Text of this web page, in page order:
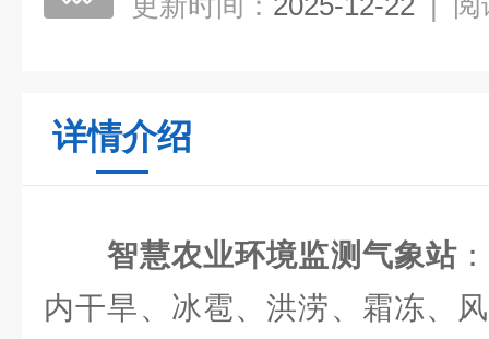
详情介绍
智慧农业环境监测气象站
内干旱、冰雹、洪涝、霜冻、